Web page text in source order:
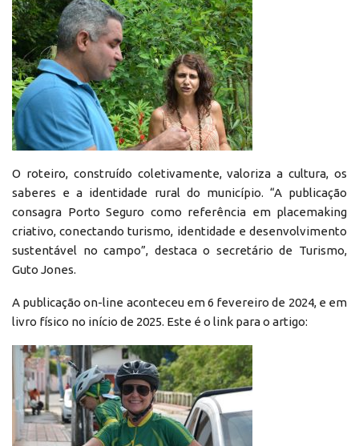
O roteiro, construído coletivamente, valoriza a cultura, os
saberes e a identidade rural do município. “A publicação
consagra Porto Seguro como referência em placemaking
criativo, conectando turismo, identidade e desenvolvimento
sustentável no campo”, destaca o secretário de Turismo,
Guto Jones.
A publicação on-line aconteceu em 6 fevereiro de 2024, e em
livro físico no início de 2025. Este é o link para o artigo: